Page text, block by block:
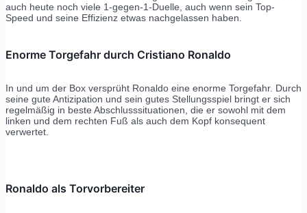
auch heute noch viele 1-gegen-1-Duelle, auch wenn sein Top-
Speed und seine Effizienz etwas nachgelassen haben.
Enorme Torgefahr durch Cristiano Ronaldo
In und um der Box versprüht Ronaldo eine enorme Torgefahr. Durch
seine gute Antizipation und sein gutes Stellungsspiel bringt er sich
regelmäßig in beste Abschlusssituationen, die er sowohl mit dem
linken und dem rechten Fuß als auch dem Kopf konsequent
verwertet.
Ronaldo als Torvorbereiter